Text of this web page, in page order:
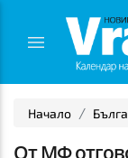
Начало
От МФ